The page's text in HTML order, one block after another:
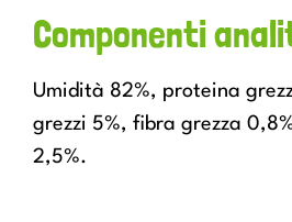
Componenti
Umidità 82%, proteina
grezzi 5%, fibra grezza
2,5%.